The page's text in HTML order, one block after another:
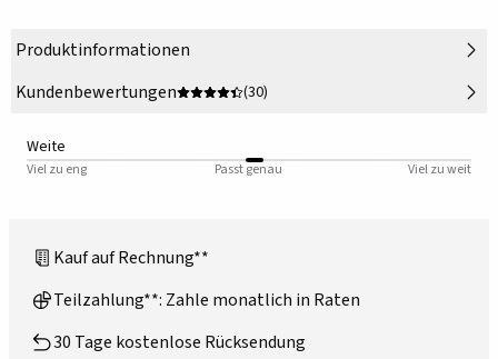
Produktinformationen
Kundenbewertungen
(30)
Weite
Viel zu eng Passt genau Viel zu weit
Kauf auf Rechnung**
Teilzahlung**: Zahle monatlich in Raten
30 Tage kostenlose Rücksendung